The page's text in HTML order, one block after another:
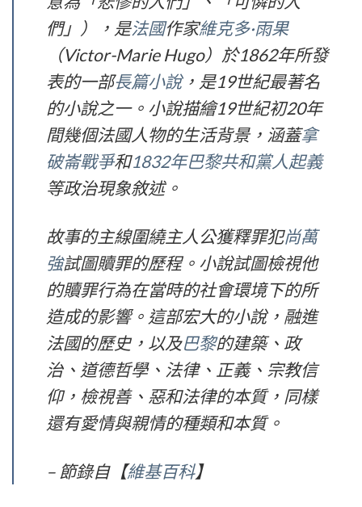
們」），是法國作家維克多·雨果
（Victor-Marie Hugo）於1862年所發
表的一部長篇小說，是19世紀最著名
的小說之一。小說描繪19世紀初20年
間幾個法國人物的生活背景，涵蓋拿
破崙戰爭和1832年巴黎共和黨人起義
等政治現象敘述。
故事的主線圍繞主人公獲釋罪犯尚萬
強試圖贖罪的歷程。小說試圖檢視他
的贖罪行為在當時的社會環境下的所
造成的影響。這部宏大的小說，融進
法國的歷史，以及巴黎的建築、政
治、道德哲學、法律、正義、宗教信
仰，檢視善、惡和法律的本質，同樣
還有愛情與親情的種類和本質。
– 節錄自【維基百科】